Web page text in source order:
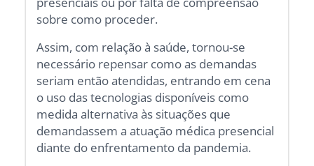
sobre como proceder.
Assim, com relação à saúde, tornou-se
necessário repensar como as demandas
seriam então atendidas, entrando em cena
o uso das tecnologias disponíveis como
medida alternativa às situações que
demandassem a atuação médica presencial
diante do enfrentamento da pandemia.